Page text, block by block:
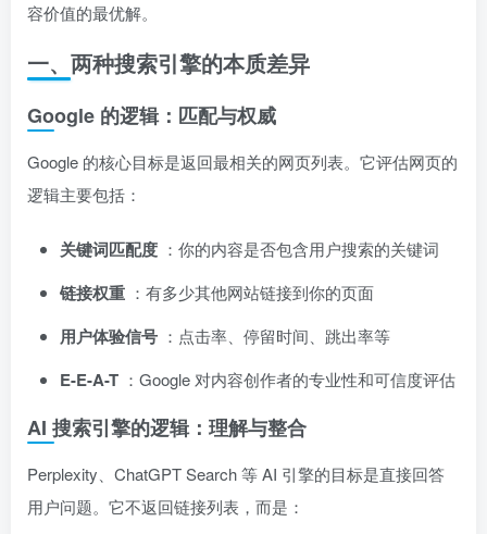
容价值的最优解。
一、两种搜索引擎的本质差异
Google 的逻辑：匹配与权威
Google 的核心目标是返回最相关的网页列表。它评估网页的
逻辑主要包括：
关键词匹配度 ：你的内容是否包含用户搜索的关键词
链接权重 ：有多少其他网站链接到你的页面
用户体验信号 ：点击率、停留时间、跳出率等
E-E-A-T ：Google 对内容创作者的专业性和可信度评估
AI 搜索引擎的逻辑：理解与整合
Perplexity、ChatGPT Search 等 AI 引擎的目标是直接回答
用户问题。它不返回链接列表，而是：